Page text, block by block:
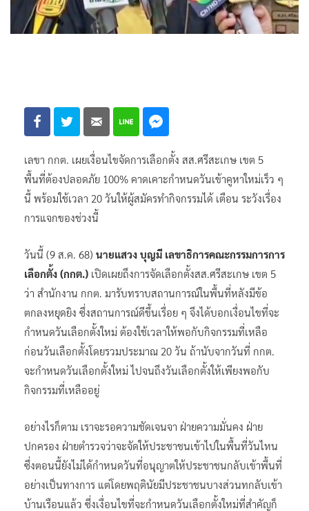
เลขา กกต. เผยเงื่อนไขจัดการเลือกตั้ง สส.ศรีสะเกษ เขต 5
พื้นที่ต้องปลอดภัย 100% คาดเคาะกำหนดวันเข้าคูหาใหม่เร็ว ๆ
นี้ พร้อมใช้เวลา 20 วันให้ผู้สมัครทำกิจกรรมได้ เตือน ระวังเรื่อง
การแจกของช่วงนี้
วันนี้ (9 ส.ค. 68) นายแสวง บุญมี เลขาธิการคณะกรรมการการ
เลือกตั้ง (กกต.) เปิดเผยถึงการจัดเลือกตั้งสส.ศรีสะเกษ เขต 5
ว่า สำนักงาน กกต. มารับทราบสถานการณ์ในพื้นที่หลังมีข้อ
ตกลงหยุดยิง ซึ่งสถานการณ์ดีขึ้นเรื่อย ๆ จึงได้บอกเงื่อนไขที่จะ
กำหนดวันเลือกตั้งใหม่ ต้องใช้เวลาให้พอกับกิจกรรมที่เหลือ
ก่อนวันเลือกตั้งโดยรวมประมาณ 20 วัน ถ้านับจากวันที่ กกต.
จะกำหนดวันเลือกตั้งใหม่ ไปจนถึงวันเลือกตั้งให้เพียงพอกับ
กิจกรรมที่เหลืออยู่
อย่างไรก็ตาม เราจะรอความชัดเจนจา ฝ่ายความมั่นคง ฝ่าย
ปกครอง ฝ่ายตำรวจว่าจะจัดให้ประชาชนเข้าไปในพื้นที่วันไหน
ซึ่งตอนนี้ยังไม่ได้กำหนดวันที่อนุญาตให้ประชาชนกลับเข้าพื้นที่
อย่างเป็นทางการ แต่โดยพฤตินัยมีประชาชนบางส่วนทกลับเข้า
บ้านเรือนแล้ว ซึ่งเงื่อนไขที่จะกำหนดวันเลือกตั้งใหม่ที่สำคัญก็